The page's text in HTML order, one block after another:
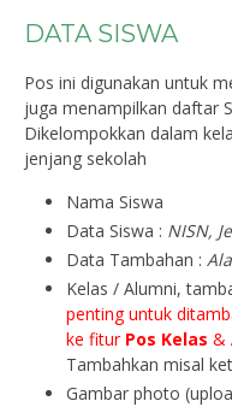
DATA SISWA
Pos ini digunakan untuk
juga menampilkan daftar
Dikelompokkan dalam
jenjang sekolah
Nama Siswa
Data Siswa : NISN,
Data Tambahan :
Kelas / Alumni,
penting untuk
ke fitur Pos Kelas &
Tambahkan misal
Gambar photo